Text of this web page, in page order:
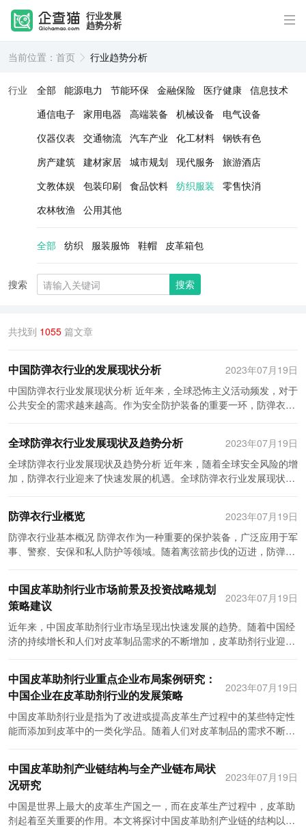
行业发展
趋势分析
当前位置： 首页 行业趋势分析
行业 全部 能源电力 节能环保 金融保险 医疗健康 信息技术
通信电子 家用电器 高端装备 机械设备
电气设备
仪器仪表
交通物流 汽车产业 化工材料 钢铁有色
房产建筑 建材家居 城市规划 现代服务
旅游酒店
文教体娱
包装印刷 食品饮料 纺织服装
零售快消
农林牧渔
公用其他
全部 纺织 服装服饰 鞋帽 皮革箱包
搜索 搜索
共找到 1055 篇文章
中国防弹衣行业的发展现状分析
2023年07月19日
中国防弹衣行业发展现状分析 近年来，全球恐怖主义活动频发，对于
公共安全的需求越来越高。作为安全防护装备的重要一环，防弹衣的
国防弹衣行业的发展现状进行分析。 首先，中国防弹衣行业在技术研
发方面取得了长足进步。过去，中国的防弹衣技术主要依赖进口，国
内产能有限。然而，随着国家加大科技创新力度，中国防弹衣行业开
始注重自主研发。现在，中国的防弹衣不仅在质量上有了显著提升，
的灵活性。这些技术创新让中国的防弹衣具备了更强的市场竞争力。
其次，中国防弹衣行业在市场规模上逐渐扩大。随着社会的发展和人
们安全需求的提升，中国的防弹衣市场规模呈现出持续增长的趋势。
的企业进入防弹衣行业，推动了行业的进一步发展。 另外，中国防弹
衣行业在产品细分上愈发多样化。过去，防弹衣主要用于军事和警察
领域，而现在，随着整个安全防护市场的发展，防弹衣也开始向更多
行业渗透。例如，消防员、特警、押运员、安保人员等，都有了防弹
衣的需求。此外，随着人们对于旅游安全的日益关注，一些旅游项目
市场份额进一步扩大，产品的细分领域也更加多元化。 然而，在中国
防弹衣行业发展过程中仍存在着一些挑战。首先，虽然中国的防弹衣
由于技术壁垒和专利保护的限制，中国的防弹衣在国际市场上还难以
竞争。其次，防弹衣的高价格限制了一些中小企业的发展，降低了产
不多，导致产品设计和研发不够符合实际需求。 综上所述，中国防弹
衣行业在技术研发、市场规模和产品多样性方面取得了显著的发展。
然而，仍需面对一些挑战。为了进一步推动行业发展，中国的防弹衣
企业需要加大技术创新力度，提高产品质量和性能。同时，政府和行
业协会也应加强对于防弹衣行业的支持和指导，促进企业之间的合作
全球防弹衣行业发展现状及趋势分析
2023年07月19日
全球防弹衣行业发展现状及趋势分析 近年来，随着全球安全风险的增
加，防弹衣行业迎来了快速发展的机遇。全球防弹衣行业发展现状稳
防弹衣行业的现状，并探讨其未来的发展趋势。 目前，全球防弹衣行
业市场规模较小，但增长迅猛。根据市场调研机构的数据显示，2019
年全球防弹衣市场规模达到了50亿美元。主要是由于安全意识的提升
以及恐怖主义和罪案活动的增加，推动了防弹衣的需求。 全球防弹衣
美国的DuPont、Honeywell以及英国的Polymasc等。这些公司以其
先进的技术和高质量的产品在市场上占有较大份额，同时，它们还不
断进行创新，推出新型的防弹材料和设计，提高防弹衣的性能。 其
次，防弹衣的技术不断发展，产品性能逐渐改善。在过去的几年里，
防弹衣的重量和厚度已经显著减少，同时能够提供更好的防弹能力和
弹衣的防护效果更加出色。此外，一些制造商还研发了可穿戴电子设
备的防弹衣，提供更多的功能，如温度控制、通信和定位等。 再次，
加，一些国家对公共安全的要求也在加强。政府和安全机构将防弹衣
作为基本装备，以保障执法人员和军事人员的安全。此外，一些行
工作人员的安全。 未来，全球防弹衣行业将继续保持良好的发展态
势。首先，全球安全风险的持续存在将继续推动防弹衣的需求增长。
恐怖主义、罪案和武装冲突等威胁仍旧存在，政府和安全机构将继续
加强对公共安全的保护，推动防弹衣市场的发展。 其次，在技术创新
的推动下，防弹衣的性能和舒适性将进一步提高。新材料和新技术的
防弹衣行业概览
2023年07月19日
防弹衣行业基本概况 防弹衣作为一种重要的保护装备，广泛应用于军
事、警察、安保和私人防护等领域。随着离弦箭步伐的迈进，防弹衣
行业规模、技术创新和发展前景等方面，对防弹衣行业的基本现状进
行讨论。 市场需求 随着全球安全形势的日益严峻，对个人和组织安
全的需求也越来越高。军事、警察、安保人员和私人防护等专业人士
对防弹衣的需求量大，给防弹衣行业带来了广阔的市场。此外，恐怖
主义、犯罪活动和战争等因素也进一步推动了防弹衣市场的增长。 行
防弹衣市场的重要生产和消费国，也有着巨大的增长潜力。因此，防
弹衣行业在全球范围内已经成为一个规模庞大的产业。 技术创新 随
着科技的不断进步，防弹衣行业也在不断进行技术创新，以提供更高
的保护水平和更舒适的穿着体验。传统的防弹衣主要采用钢板或陶瓷
板进行防护，但由于重量大、柔韧性差等问题，限制了其在实际应用
高分子量聚乙烯纤维、芳纶纤维和陶瓷复合材料等，具有更轻、更柔
软和更高的防护性能。 发展前景 随着人们对个人安全的关注度不断
料的不断创新，防弹衣的性能和质量将得到进一步提高。其次，随着
国家军队的现代化建设，防弹衣在军事领域的需求将会增加。再次，
中国皮革助剂行业市场前景及投资战略规划
策略建议
2023年07月19日
近年来，中国皮革助剂行业市场呈现出快速发展的趋势。随着中国经
济的持续增长和人们对皮革制品需求的不断增加，皮革助剂行业迎来
创新的不断更新。在这个背景下，如何把握市场前瞻及制定有效的投
资战略规划策略成为了行业内企业亟待解决的问题。 首先，我们需要
了解当前中国皮革助剂行业的市场前景。根据市场研究机构的数据显
示，中国皮革助剂市场从2019年至2023年有望以年均增速超过10%
的速度增长。这主要得益于中国皮革制品市场的扩大和对品质与功能
低污染、高性能的产品需求将大幅增长。 其次，针对市场前景，企业
在制定投资战略规划策略时应重点考虑以下几个方面： 1.加大研发投
入。随着市场竞争的加剧，研发新产品和技术创新将成为企业获得竞
争优势的关键。企业应加大研发投入，提高技术水平，开发符合市场
需求的高性能、低污染的皮革助剂产品。 2.加强合作与创新。目前，
中国皮革助剂行业重点企业布局案例研究：
中国企业在皮革助剂行业的发展策略
2023年07月19日
中国皮革助剂行业是指为了改进或提高皮革生产过程中的某些特定性
能而添加到皮革中的一类化学品。随着人们对皮革制品的需求不断增
重点企业布局非常成功，并取得了显著的成绩。 一家重点企业布局成
功的案例是广东万浩德化工有限公司。该公司是一家专业从事皮革助
剂研发、生产和销售的企业。多年来，该公司一直致力于提供高品质
的产品和优质的服务。通过技术创新和市场拓展，广东万浩德化工有
限公司成为了中国皮革助剂行业的领军企业之一。 广东万浩德化工有
中国皮革助剂产业链结构与全产业链布局状
况研究
2023年07月19日
中国是世界上最大的皮革生产国之一，而在皮革生产过程中，皮革助
剂起着至关重要的作用。本文将探讨中国皮革助剂产业链的结构以及